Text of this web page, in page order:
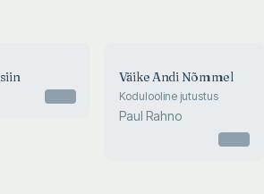
Väike Andi Nõmmel
Kodulooline jutustus
Paul Rahno